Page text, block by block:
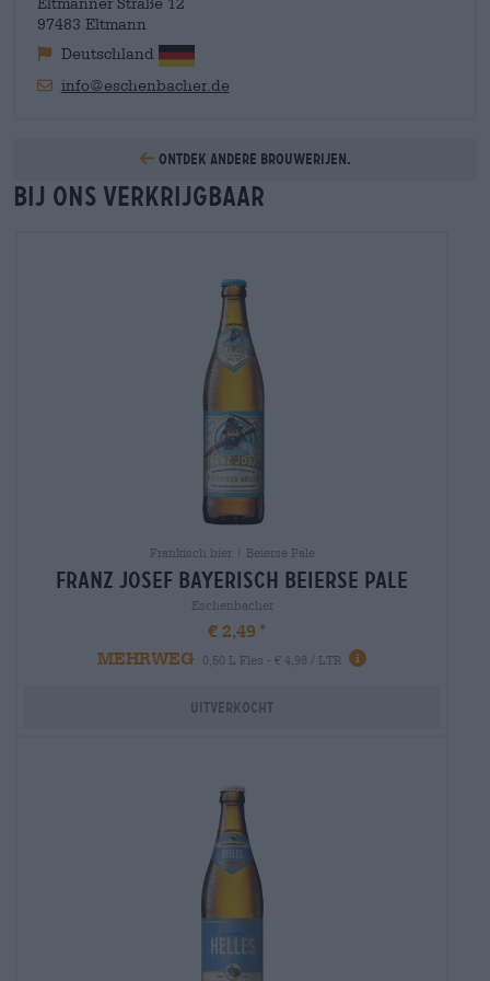
Eltmanner Straße 12
97483 Eltmann
Deutschland
info@eschenbacher.de
Ontdek andere brouwerijen.
Bij ons verkrijgbaar
Frankisch bier | Beierse Pale
franz josef bayerisch Beierse Pale
Eschenbacher
€ 2,49
MEHRWEG
0,50 L Fles - € 4,98 / LTR
Uitverkocht